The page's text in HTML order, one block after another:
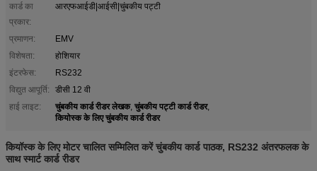
कार्ड का
प्रकार:
आरएफआईडी|आईसी|चुंबकीय पट्टी
प्रमाणन:
EMV
विशेषता:
होशियार
इंटरफेस:
RS232
विद्युत आपूर्ति:
डीसी 12 वी
हाई लाइट:
चुंबकीय कार्ड रीडर लेखक, चुंबकीय पट्टी कार्ड रीडर,
कियोस्क के लिए चुंबकीय कार्ड रीडर
कियॉस्क के लिए मोटर चालित सम्मिलित करें चुंबकीय कार्ड पाठक, RS232 अंतरफलक के
साथ स्मार्ट कार्ड रीडर